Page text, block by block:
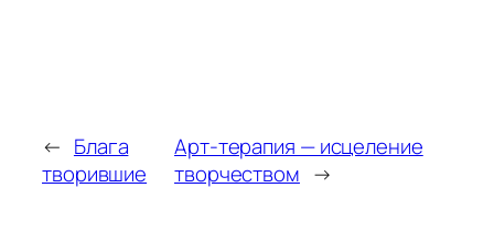
← Блага
творившие
Арт-терапия — исцеление
творчеством →